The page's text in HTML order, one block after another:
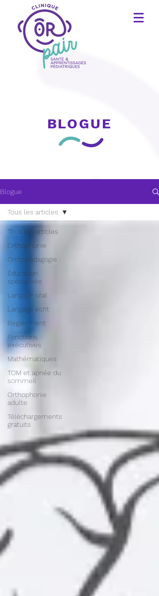
BLOGUE
Blogue
Tous les articles
Orthophonie
Orthopédagogie
Éducation
spécialisée
Langage oral
Langage écrit
Bégaiement
Fonctions
exécutives
Mathématiques
TOM et apnée du
sommeil
Orthophonie
adulte
Téléchargements
gratuits
Tous les articles